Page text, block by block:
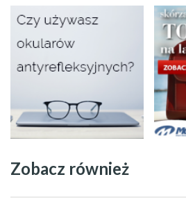
Zobacz również